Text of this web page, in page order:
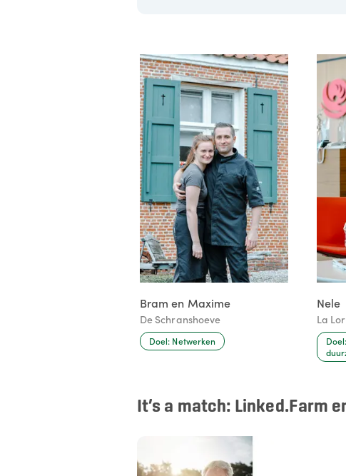
Bram en Maxime
De Schranshoeve
Doel: Netwerken
Nele
La
It’s a match: Linked.Farm